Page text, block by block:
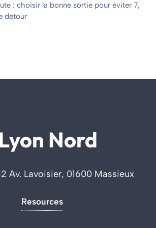
: choisir la bonne sortie pour éviter 7,
détour
Nord
Av. Lavoisier, 01600 Massieux
Resources